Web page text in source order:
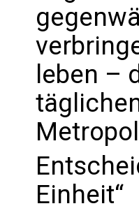
leben –
Einheit“